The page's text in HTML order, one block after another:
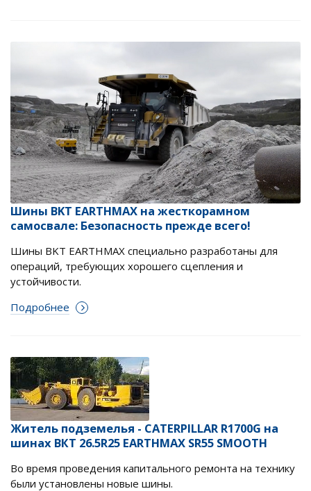
Шины BKT EARTHMAX на жесткорамном
самосвале: Безопасность прежде всего!
Шины BKT EARTHMAX специально разработаны для
операций, требующих хорошего сцепления и
устойчивости.
Подробнее
Житель подземелья - CATERPILLAR R1700G на
шинах ВКТ 26.5R25 EARTHMAX SR55 SMOOTH
Во время проведения капитального ремонта на технику
были установлены новые шины.